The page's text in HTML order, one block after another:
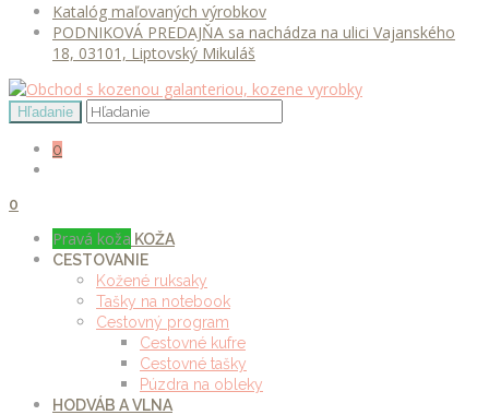
Katalóg maľovaných výrobkov
PODNIKOVÁ PREDAJŇA sa nachádza na ulici Vajanského
18, 03101, Liptovský Mikuláš
0
0
Pravá koža KOŽA
CESTOVANIE
Kožené ruksaky
Tašky na notebook
Cestovný program
Cestovné kufre
Cestovné tašky
Púzdra na obleky
HODVÁB A VLNA